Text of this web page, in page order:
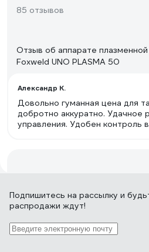
85 отзывов
Отзыв об аппарате плазменной
Foxweld UNO PLASMA 50
Александр К.
Довольно гуманная цена для
добротно аккуратно. Удачное
управления. Удобен контроль
Отзыв об аппарате плазменной
Подпишитесь на рассылку и
распродажи ждут!